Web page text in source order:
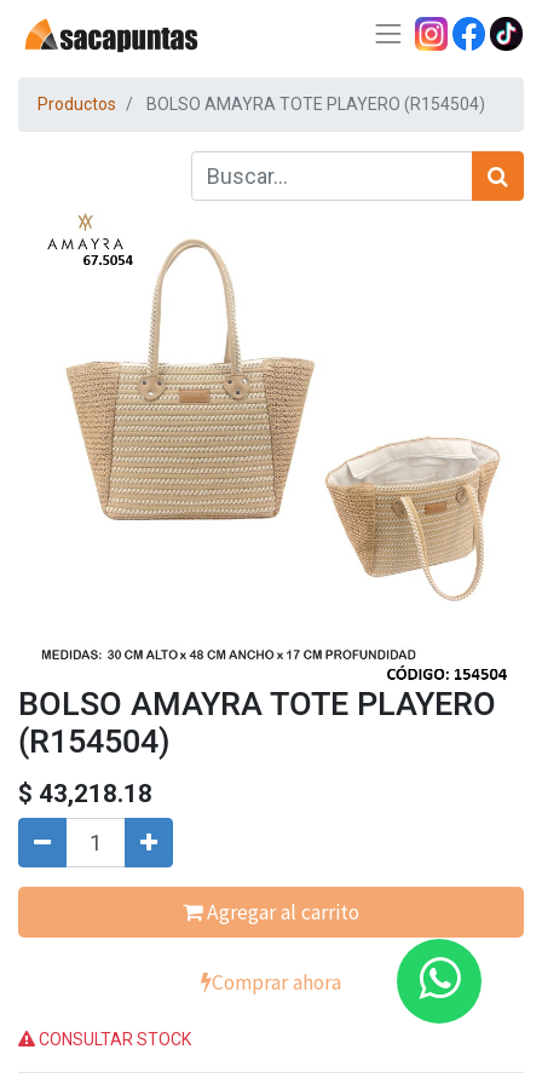
Productos BOLSO AMAYRA TOTE PLAYERO (R154504)
BOLSO AMAYRA TOTE PLAYERO
(R154504)
$ 43,218.18
Agregar al carrito
Comprar ahora
CONSULTAR STOCK